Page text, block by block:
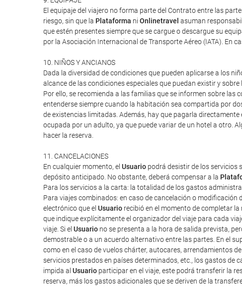
El equipaje del viajero no forma parte del Contrato entre las
riesgo, sin que la Plataforma ni Onlinetravel asuman
que estén presentes siempre que se cargue o descargue su
por la Asociación Internacional de Transporte Aéreo (IATA). En
10. NIÑOS Y ANCIANOS
Dada la diversidad de condiciones que pueden aplicarse a los
alcance de las condiciones especiales que puedan existir y
Por ello, se recomienda a las familias que se informen sobre
entenderse siempre cuando la habitación sea compartida por
de existencias limitadas. Además, hay que pagarla
ocupada por un adulto, ya que puede variar de un hotel a otro.
hacer la reserva.
11. CANCELACIONES
En cualquier momento, el Usuario podrá desistir de los servicios
depósito anticipado. No obstante, deberá compensar a la
Para los servicios a la carta: la totalidad de los gastos
Para viajes combinados: en caso de cancelación o modificación
electrónico que el Usuario recibió en el momento de completar
que indique explícitamente el organizador del viaje para cada
viaje. Si el Usuario no se presenta a la hora de salida prevista,
demostrable o a un acuerdo alternativo entre las partes. En el
como en el caso de vuelos chárter, autocares, arrendamientos
servicios prestados en países determinados, etc., los gastos de
impida al Usuario participar en el viaje, este podrá transferir la
reserva, más los gastos adicionales que se deriven de la